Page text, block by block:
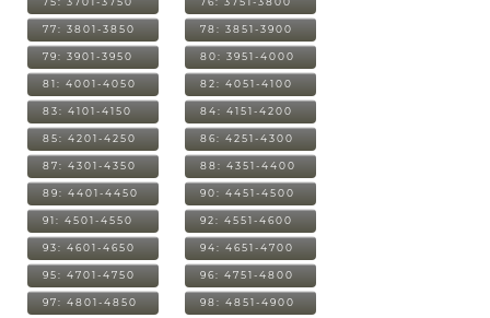
77: 3801-3850 78: 3851-3900
79: 3901-3950 80: 3951-4000
81: 4001-4050 82: 4051-4100
83: 4101-4150 84: 4151-4200
85: 4201-4250 86: 4251-4300
87: 4301-4350 88: 4351-4400
89: 4401-4450 90: 4451-4500
91: 4501-4550 92: 4551-4600
93: 4601-4650 94: 4651-4700
95: 4701-4750 96: 4751-4800
97: 4801-4850 98: 4851-4900